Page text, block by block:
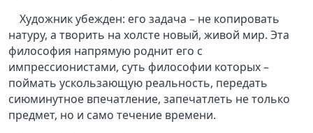
Художник убежден: его задача – не копировать
натуру, а творить на холсте новый, живой мир. Эта
философия напрямую роднит его с
импрессионистами, суть философии которых –
поймать ускользающую реальность, передать
сиюминутное впечатление, запечатлеть не только
предмет, но и само течение времени.